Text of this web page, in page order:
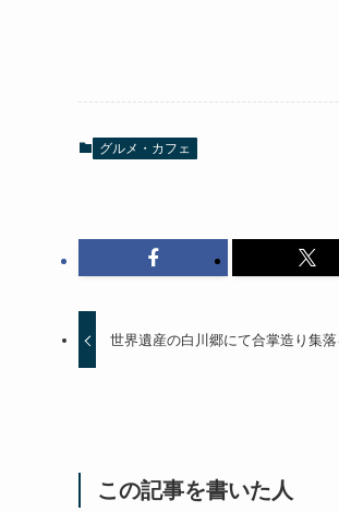
グルメ・カフェ
世界遺産の白川郷にて合掌造り集
この記事を書いた人